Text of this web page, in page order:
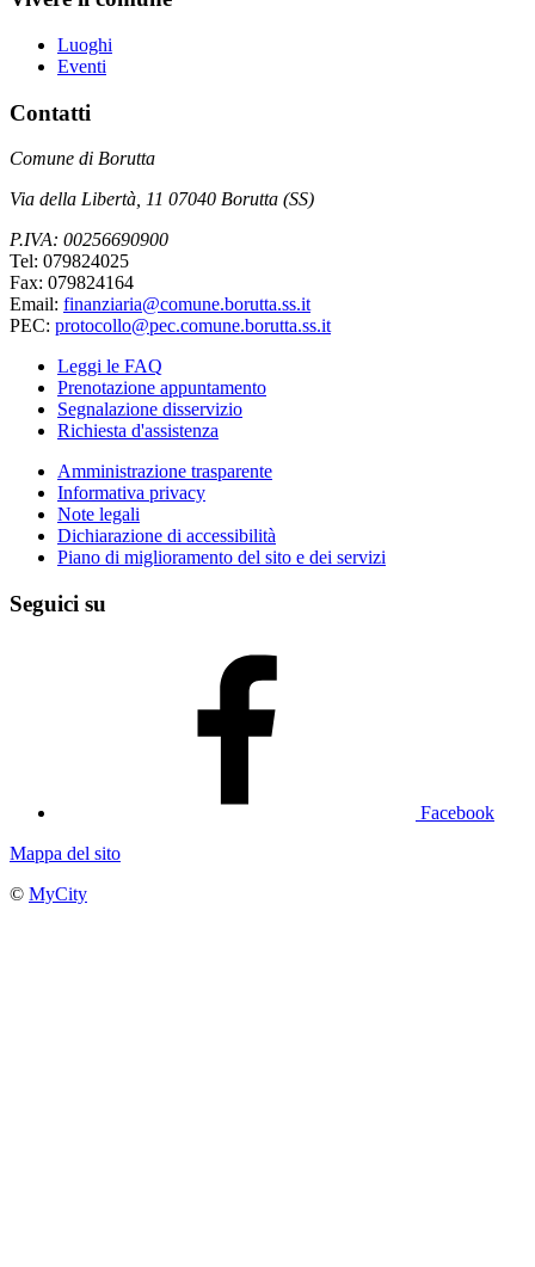
Luoghi
Eventi
Contatti
Comune di Borutta
Via della Libertà, 11 07040 Borutta (SS)
P.IVA: 00256690900
Tel: 079824025
Fax: 079824164
Email: finanziaria@comune.borutta.ss.it
PEC: protocollo@pec.comune.borutta.ss.it
Leggi le FAQ
Prenotazione appuntamento
Segnalazione disservizio
Richiesta d'assistenza
Amministrazione trasparente
Informativa privacy
Note legali
Dichiarazione di accessibilità
Piano di miglioramento del sito e dei servizi
Seguici su
Facebook
Mappa del sito
© MyCity